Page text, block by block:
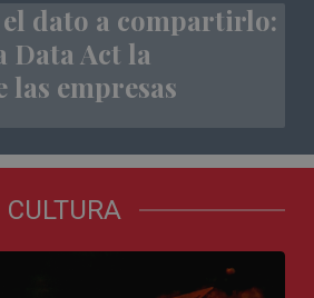
dato a compartirlo:
Data Act la
las empresas
CULTURA